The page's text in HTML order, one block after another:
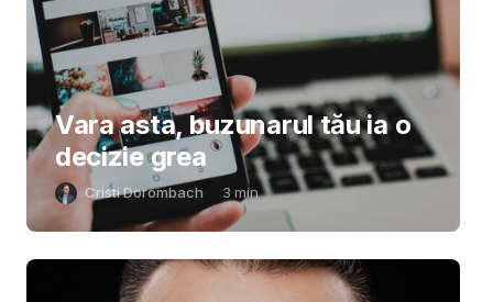
Vara asta, buzunarul tău ia o
decizie grea
Cristi Dorombach 3 min